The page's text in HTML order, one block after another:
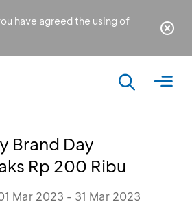
have agreed the using of
Brand Day
Rp 200 Ribu
Mar 2023 - 31 Mar 2023